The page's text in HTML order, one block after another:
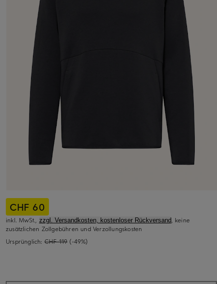
CHF 60
inkl. MwSt., zzgl. Versandkosten, kostenloser Rückversand, keine
zusätzlichen Zollgebühren und Verzollungskosten
Ursprünglich: CHF 119 (-49%)